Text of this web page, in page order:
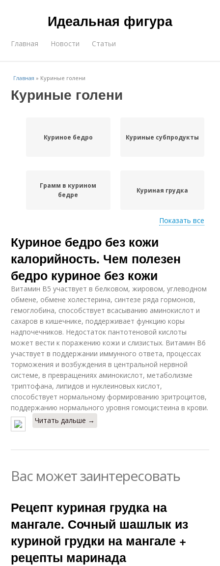
Идеальная фигура
Главная Новости Статьи
Главная » Куриные голени
Куриные голени
Куриное бедро Куриные субпродукты
Грамм в курином
бедре
Куриная грудка
Куриные крылышки
Показать все
Куриное бедро без кожи
калорийность. Чем полезен
бедро куриное без кожи
Витамин В5 участвует в белковом, жировом, углеводном
обмене, обмене холестерина, синтезе ряда гормонов,
гемоглобина, способствует всасыванию аминокислот и
сахаров в кишечнике, поддерживает функцию коры
надпочечников. Недостаток пантотеновой кислоты
может вести к поражению кожи и слизистых. Витамин В6
участвует в поддержании иммунного ответа, процессах
торможения и возбуждения в центральной нервной
системе, в превращениях аминокислот, метаболизме
триптофана, липидов и нуклеиновых кислот,
способствует нормальному формированию эритроцитов,
поддержанию нормального уровня гомоцистеина в крови.
Читать дальше →
Вас может заинтересовать
Рецепт куриная грудка на
мангале. Сочный шашлык из
куриной грудки на мангале +
рецепты маринада